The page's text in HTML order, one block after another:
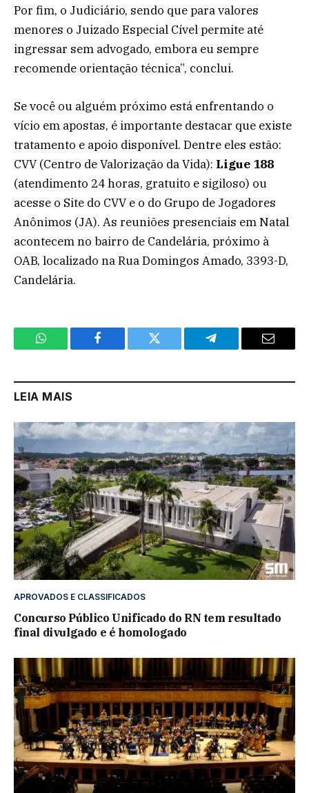
Por fim, o Judiciário, sendo que para valores
menores o Juizado Especial Cível permite até
ingressar sem advogado, embora eu sempre
recomende orientação técnica”, conclui.
Se você ou alguém próximo está enfrentando o
vício em apostas, é importante destacar que existe
tratamento e apoio disponível. Dentre eles estão:
CVV (Centro de Valorização da Vida): Ligue 188
(atendimento 24 horas, gratuito e sigiloso) ou
acesse o Site do CVV e o do Grupo de Jogadores
Anônimos (JA). As reuniões presenciais em Natal
acontecem no bairro de Candelária, próximo à
OAB, localizado na Rua Domingos Amado, 3393-D,
Candelária.
WhatsApp Facebook Twitter Telegram Email
LEIA MAIS
APROVADOS E CLASSIFICADOS
Concurso Público Unificado do RN tem resultado
final divulgado e é homologado